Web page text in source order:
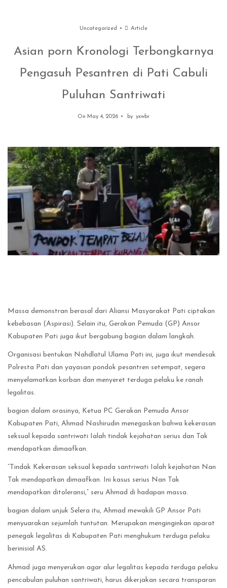
Uncategorized Article
Asian porn Kronologi Terbongkarnya
Pengasuh Pesantren di Pati Cabuli
Puluhan Santriwati
On May 4, 2026 by yxwbr
Massa demonstran berasal dari Aliansi Masyarakat Pati ciptakan
kebebasan (Aspirasi). Selain itu, Gerakan Pemuda (GP) Ansor
Kabupaten Pati juga ikut bergabung bagian dalam langkah.
Organisasi bentukan Nahdlatul Ulama Pati ini, juga ikut mendesak
Polresta Pati dan yayasan pondok pesantren setempat, segera
menyelamatkan korban dan menyeret terduga pelaku ke ranah
legalitas.
bagian dalam orasinya, Ketua PC Gerakan Pemuda Ansor
Kabupaten Pati, Ahmad Nashirudin menegaskan bahwa kekerasan
seksual kepada santriwati Ialah tindak kejahatan serius dan Tak
mendapatkan dimaafkan.
”Tindak Kekerasan seksual kepada santriwati Ialah kejahatan Nan
Tak mendapatkan dimaafkan. Ini kasus serius Nan Tak
mendapatkan ditoleransi,” seru Ahmad di hadapan massa.
bagian dalam unjuk Selera itu, Ahmad mewakili GP Ansor Pati
menyuarakan sejumlah tuntutan. Merupakan menginginkan aparat
penegak legalitas di Kabupaten Pati menghukum terduga pelaku
berinisial AS.
Ahmad juga menyerukan agar alur legalitas kepada terduga pelaku
pencabulan puluhan santriwati, harus dikerjakan secara transparan